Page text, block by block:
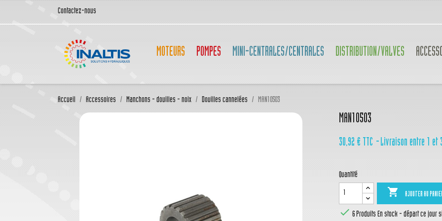
Contactez-nous
MOTEURS POMPES MINI-CENTRALES/CENTRALES DISTRIBUTION/VALVES
Accueil Accessoires Manchons - douilles - noix Douilles cannelées MAN10503
MAN10503
30,92 € TTC Livraison entre 1 et
Quantité
 AJOUTER AU
 6 Produits En stock - départ ce jour